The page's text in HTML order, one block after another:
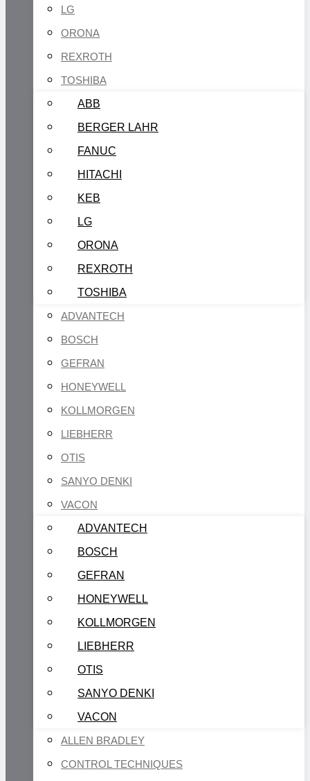
LG
ORONA
REXROTH
TOSHIBA
ABB
BERGER LAHR
FANUC
HITACHI
KEB
LG
ORONA
REXROTH
TOSHIBA
ADVANTECH
BOSCH
GEFRAN
HONEYWELL
KOLLMORGEN
LIEBHERR
OTIS
SANYO DENKI
VACON
ADVANTECH
BOSCH
GEFRAN
HONEYWELL
KOLLMORGEN
LIEBHERR
OTIS
SANYO DENKI
VACON
ALLEN BRADLEY
CONTROL TECHNIQUES